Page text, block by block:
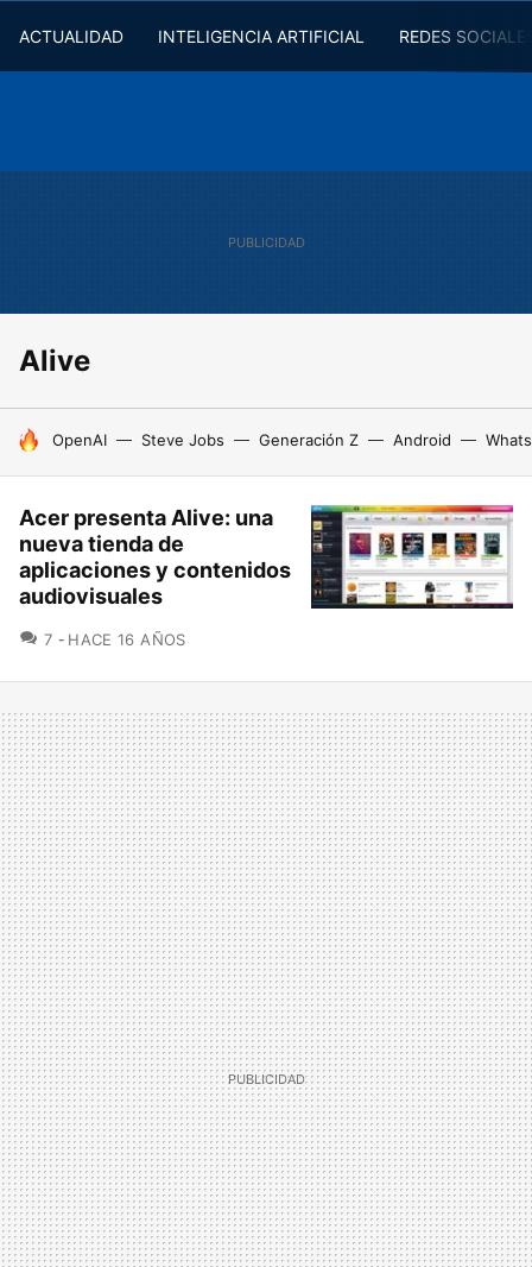
ACTUALIDAD INTELIGENCIA ARTIFICIAL REDES
Alive
HOY SE HABLA DE
OpenAI Steve Jobs Generación Z Android
Acer presenta Alive: una
nueva tienda de
aplicaciones y contenidos
audiovisuales
7 COMENTARIOS
HACE 16 AÑOS